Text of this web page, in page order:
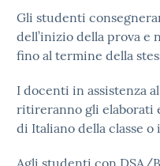
Gli studenti
dell’inizio della prova e
fino al termine della
I docenti in assistenza
ritireranno gli elaborati
di Italiano della classe
Agli studenti con DSA/